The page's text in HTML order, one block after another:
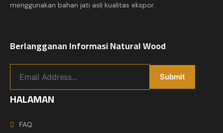
menggunakan bahan jati asli kualitas ekspor.
Berlangganan Informasi Natural Wood
HALAMAN
FAQ